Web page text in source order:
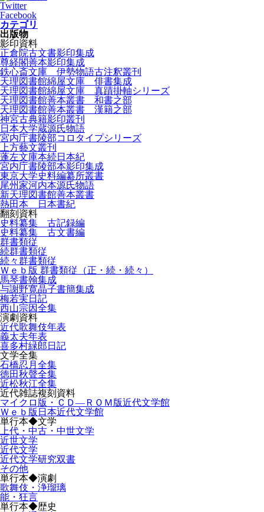
Twitter
Facebook
カテゴリ
出版物
影印資料
正倉院古文書影印集成
尊経閣善本影印集成
鉄心斎文庫 伊勢物語古注釈叢刊
天理図書館綿屋文庫 俳書集成
天理図書館綿屋文庫 真蹟掛軸シリーズ
天理図書館善本叢書 和書之部
天理図書館善本叢書 漢籍之部
神宮古典籍影印叢刊
日本大学蔵源氏物語
宮内庁書陵部コロタイプシリーズ
上方藝文叢刊
蓬左文庫本続日本紀
宮内庁書陵部本影印集成
東京大学史料編纂所叢書
尾州家河内本源氏物語
新天理図書館善本叢書
熱田本 日本書紀
翻刻資料
史料纂集 古記録編
史料纂集 古文書編
群書類従
続群書類従
続々群書類従
Ｗｅｂ版 群書類従（正・続・続々）
馬琴書翰集成
与謝野寛晶子書簡集成
梅若実日記
西山宗因全集
演劇資料
近代歌舞伎年表
義太夫年表
喜多村緑郎日記
文学全集
石橋忍月全集
徳田秋聲全集
近松秋江全集
近代雑誌複刻資料
マイクロ版・ＣＤ―ＲＯＭ版近代文学館
Ｗｅｂ版日本近代文学館
単行本◆文学
上代・中古・中世文学
近世文学
近代文学
近代文学研究双書
その他
単行本◆演劇
歌舞伎・浄瑠璃
能・狂言
単行本◆歴史